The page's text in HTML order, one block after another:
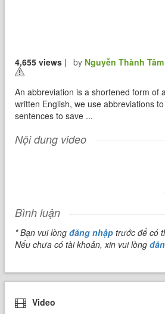
4,655 views | by Nguyễn Thành Tâm
An abbreviation is a shortened form of
written English, we use abbreviations
sentences to save ...
Nội dung video
Bình luận
* Bạn vui lòngđăng nhập trước để có
Nếu chưa có tài khoản, xin vui lòng
Video